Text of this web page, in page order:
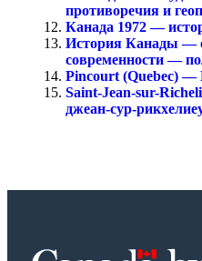
противоречия и
Канада 1972 —
История Канады —
современности —
Pincourt (Quebec) —
Saint-Jean-sur-
джеан-сур-